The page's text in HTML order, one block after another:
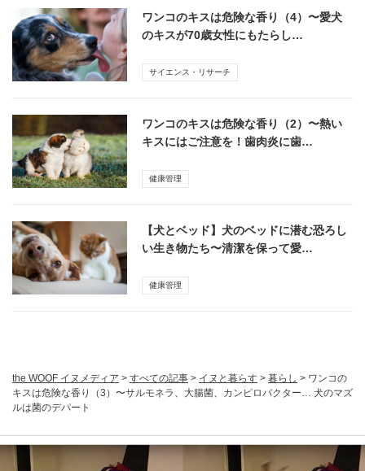
ワンコのキスは危険な香り（4）〜愛犬
のキスが70歳女性にもたらし…
サイエンス・リサーチ
ワンコのキスは危険な香り（2）〜熱い
キスにはご注意を！歯肉炎に歯…
健康管理
【犬とベッド】犬のベッドに潜む恐ろし
い生き物たち〜清潔を保って愛…
健康管理
the WOOF イヌメディア > すべての記事 > イヌと暮らす > 暮らし > ワンコの
キスは危険な香り（3）〜サルモネラ、大腸菌、カンピロバクター… 犬のマズ
ルは菌のデパート